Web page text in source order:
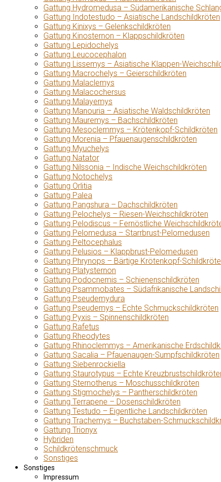
Gattung Hydromedusa – Südamerikanische
Gattung Indotestudo – Asiatische Landschildkröten
Gattung Kinixys – Gelenkschildkröten
Gattung Kinosternon – Klappschildkröten
Gattung Lepidochelys
Gattung Leucocephalon
Gattung Lissemys – Asiatische Klappen-
Gattung Macrochelys – Geierschildkröten
Gattung Malaclemys
Gattung Malacochersus
Gattung Malayemys
Gattung Manouria – Asiatische Waldschildkröten
Gattung Mauremys – Bachschildkröten
Gattung Mesoclemmys – Krötenkopf-Schildkröten
Gattung Morenia – Pfauenaugenschildkröten
Gattung Myuchelys
Gattung Natator
Gattung Nilssonia – Indische Weichschildkröten
Gattung Notochelys
Gattung Orlitia
Gattung Palea
Gattung Pangshura – Dachschildkröten
Gattung Pelochelys – Riesen-Weichschildkröten
Gattung Pelodiscus – Fernöstliche
Gattung Pelomedusa – Starrbrust-Pelomedusen
Gattung Peltocephalus
Gattung Pelusios – Klappbrust-Pelomedusen
Gattung Phrynops – Bärtige Krötenkopf-
Gattung Platysternon
Gattung Podocnemis – Schienenschildkröten
Gattung Psammobates – Südafrikanische
Gattung Pseudemydura
Gattung Pseudemys – Echte Schmuckschildkröten
Gattung Pyxis – Spinnenschildkröten
Gattung Rafetus
Gattung Rheodytes
Gattung Rhinoclemmys – Amerikanische
Gattung Sacalia – Pfauenaugen-Sumpfschildkröten
Gattung Siebenrockiella
Gattung Staurotypus – Echte
Gattung Sternotherus – Moschusschildkröten
Gattung Stigmochelys – Pantherschildkröten
Gattung Terrapene – Dosenschildkröten
Gattung Testudo – Eigentliche Landschildkröten
Gattung Trachemys – Buchstaben-
Gattung Trionyx
Hybriden
Schildkrötenschmuck
Sonstiges
Sonstiges
Impressum